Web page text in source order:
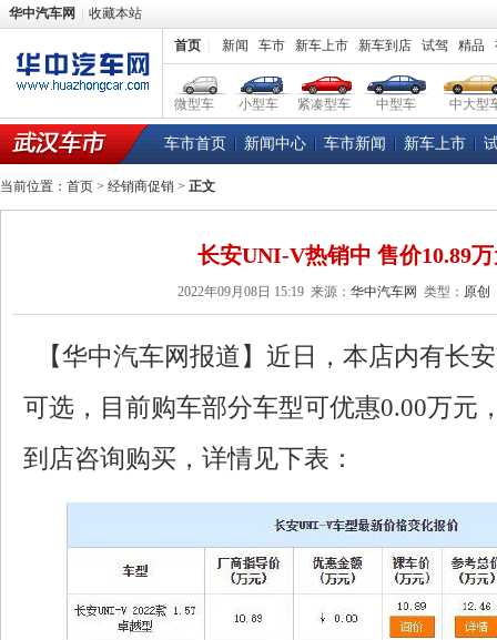
华中汽车网 收藏本站
首页 新闻 车市 新车上市 新车到店 试驾 精品
微型车 小型车 紧凑型车 中型车 中大型
车市首页 新闻中心 车市新闻 新车上市
当前位置： 首页 > 经销商促销 > 正文
长安UNI-V热销中 售价10.89
2022年09月08日 15:19 来源： 华中汽车网 类型： 原创
【华中汽车网报道】近日，本店内有长
可选，目前购车部分车型可优惠0.00万元
到店咨询购买，详情见下表：